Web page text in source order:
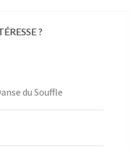
?
du Souffle